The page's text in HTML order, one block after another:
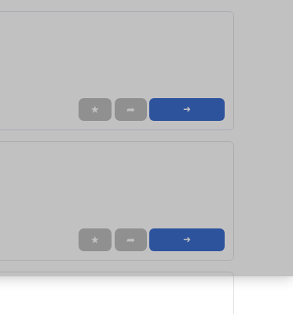
★ ➦ ➜
★ ➦ ➜